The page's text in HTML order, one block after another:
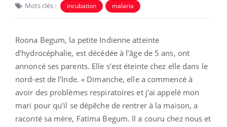
Mots clés : incubation malaria
Roona Begum, la petite Indienne atteinte
d’hydrocéphalie, est décédée à l’âge de 5 ans, ont
annoncé ses parents. Elle s’est éteinte chez elle dans le
nord-est de l’Inde. « Dimanche, elle a commencé à
avoir des problèmes respiratoires et j'ai appelé mon
mari pour qu'il se dépêche de rentrer à la maison, a
raconté sa mère, Fatima Begum. Il a couru chez nous et